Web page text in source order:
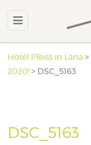
Hotel Pfeiss in Lana >
2020! > DSC_5163
DSC_5163